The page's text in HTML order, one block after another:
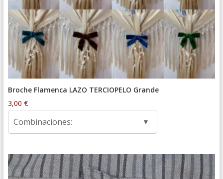
Broche Flamenca LAZO TERCIOPELO Grande
3,00 €
Combinaciones: